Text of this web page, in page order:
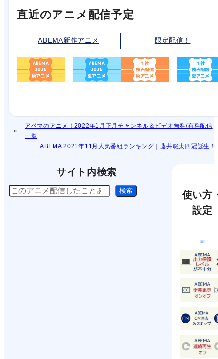
直近のアニメ配信予定
ABEMA新作アニメ 限定配信！
アベマのアニメ！2022年1月正月チャンネル＆ビデオ無料/有料配信
一覧
ABEMA 2021年11月人気番組ランキング｜藤井聡太四冠誕生！
サイト内検索
検
検索
使い方
設定